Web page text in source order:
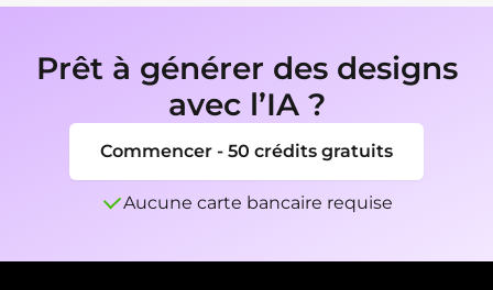
Prêt à générer des designs
avec l’IA ?
Commencer - 50 crédits gratuits
Aucune carte bancaire requise